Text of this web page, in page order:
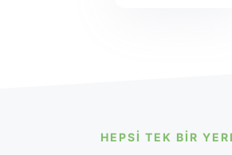
HEPSI TEK BIR